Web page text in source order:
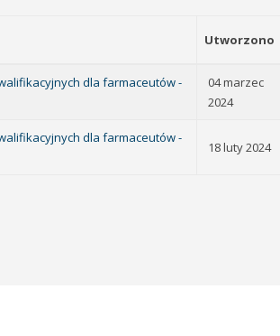
Utworzono
dla farmaceutów -
04 marzec
2024
dla farmaceutów -
18 luty 2024